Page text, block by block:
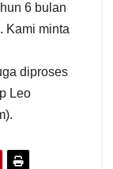
6 bulan
Kami minta
diproses
Leo